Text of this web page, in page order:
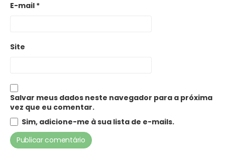
E-mail *
Site
Salvar meus dados neste navegador para a próxima
vez que eu comentar.
Sim, adicione-me à sua lista de e-mails.